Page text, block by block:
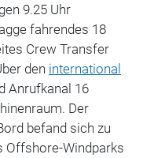
9.25 Uhr
fahrendes 18
Crew Transfer
den international
Anrufkanal 16
Der
befand sich zu
Offshore-Windparks